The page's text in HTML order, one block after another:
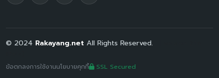
© 2024 Rakayang.net All Rights Reserved.
ข้อตกลงการใช้งานนโยบายคุกกี้ SSL Secured